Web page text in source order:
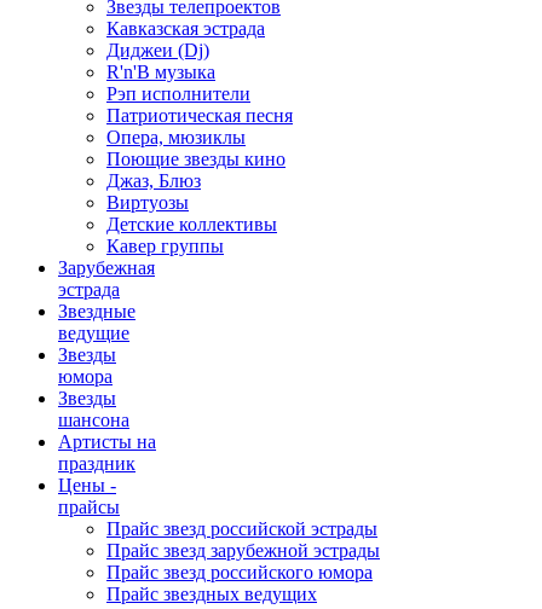
Звезды телепроектов
Кавказская эстрада
Диджеи (Dj)
R'n'B музыка
Рэп исполнители
Патриотическая песня
Опера, мюзиклы
Поющие звезды кино
Джаз, Блюз
Виртуозы
Детские коллективы
Кавер группы
Зарубежная
эстрада
Звездные
ведущие
Звезды
юмора
Звезды
шансона
Артисты на
праздник
Цены -
прайсы
Прайс звезд российской эстрады
Прайс звезд зарубежной эстрады
Прайс звезд российского юмора
Прайс звездных ведущих